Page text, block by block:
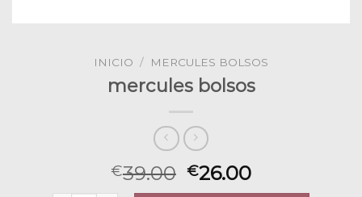
INICIO / MERCULES BOLSOS
mercules bolsos
€39.00 €26.00